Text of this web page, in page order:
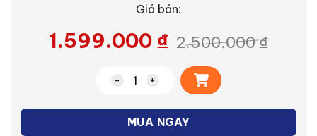
Giá bán:
1.599.000 ₫ 2.500.000₫
Nồi cơm điện Philips HD3213/31 số
MUA NGAY
Alternative: